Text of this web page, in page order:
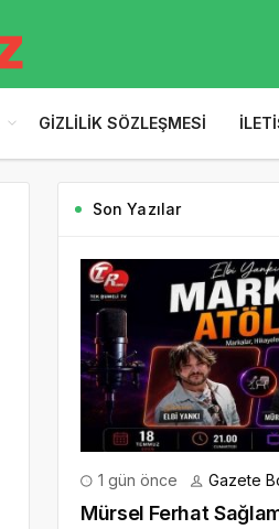
GIZLILIK SÖZLEŞMESI
Son Yazılar
1 gün önce Gazete
Mürsel Ferhat